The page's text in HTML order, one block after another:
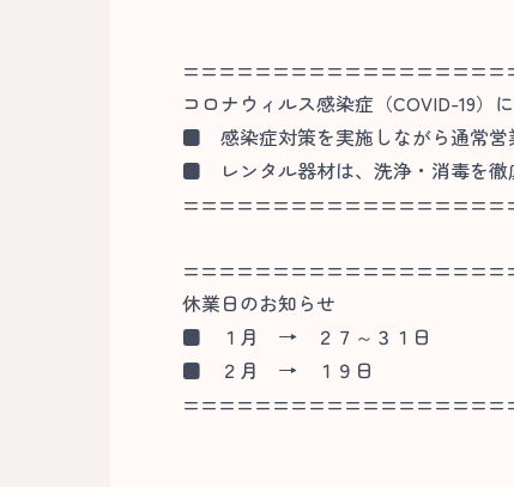
コロナウィルス感染症（COVID-19）
■ 感染症対策を実施しながら通常
■ レンタル器材は、洗浄・消毒を
休業日のお知らせ
■ １月 → ２７～３１日
■ ２月 → １９日